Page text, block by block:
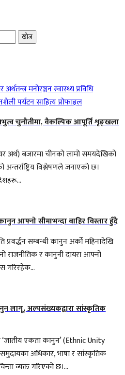
खोज
अर्थतन्त्रमनोरञ्जनस्वास्थ्यप्रविधि
पर्यटनसाहित्यप्रोफाइल
चुनौतीमा, वैकल्पिक आपूर्ति शृङ्खला
अर्थ) बजारमा चीनको लामो समयदेखिको
अन्तर्राष्ट्रिय विश्लेषणले जनाएको छ।
आफ्नो सीमाभन्दा बाहिर विस्तार हुँदै
सम्बन्धी कानुन अर्को महिनादेखि
र कानुनी दायरा आफ्नो
गरिरहेक...
लागू, अल्पसंख्यकद्वारा सांस्कृतिक
एकता कानुन’ (Ethnic Unity
अधिकार, भाषा र सांस्कृतिक
व्यक्त गरिएको छ।...